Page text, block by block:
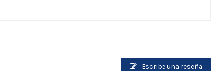
Escribe una reseña